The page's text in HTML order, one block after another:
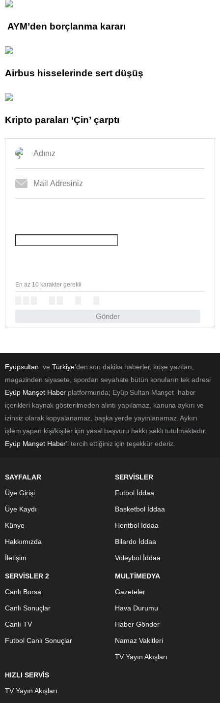
AYM’den borçlanma kararı
Airbus hisselerinde sert düşüş
Kripto paraları ‘Çin’ çarptı
Gönder
En az 10 karakter gerekli
Eyüpsultan ve Türkiye'den son dakika haberler, köşe yazıları,
magazinden siyasete, spordan seyahate bütün konuların tek adresi
Eyüp Manşet Haber platformunda; Eyüp Sultan Manşet haber
içerikleri kaynak gösterilmeden alıntı yapılamaz, kanuna aykırı ve
izinsiz olarak kopyalanamaz, başka yerde yayınlanamaz. Aykırı
işlem yapan kişi/kişiler için yasal başvuru hakkı saklı tutulmaktadır.
Eyüp Manşet Haber'i tercih ettiğiniz için teşekkür ederiz.
SAYFALAR
Üye Girişi
Üye Kaydı
Künye
Hakkımızda
İletişim
SERVİSLER
Futbol İddaa
Basketbol İddaa
Hentbol İddaa
Bilardo İddaa
Voleybol İddaa
SERVİSLER 2
Canlı Borsa
Canlı Sonuçlar
Canlı TV
Futbol Canlı Sonuçlar
MULTİMEDYA
Gazeteler
Hava Durumu
Haber Gönder
Namaz Vakitleri
TV Yayın Akışları
HIZLI SERVİS
TV Yayın Akışları